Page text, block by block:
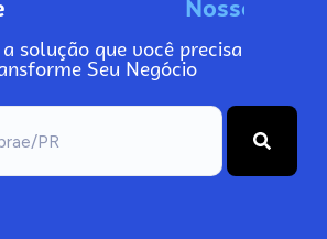
No
solução que você precisa
Seu Negócio